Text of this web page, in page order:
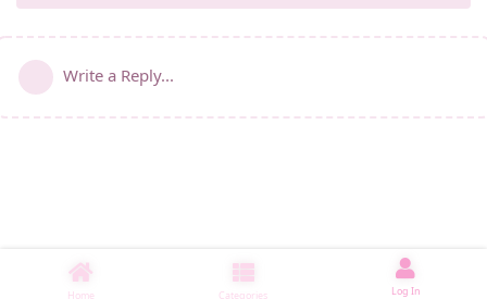
Write a Reply...
Home Categories Log In